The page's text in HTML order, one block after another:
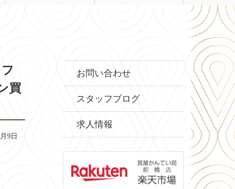
お問い合わせ
スタッフブログ
求人情報
買
9日